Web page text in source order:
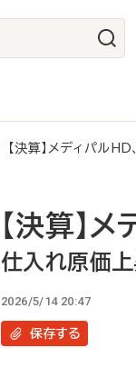
【決算】メディパル
【決算】
仕入れ原価
2026/5/14 20:47
保存する